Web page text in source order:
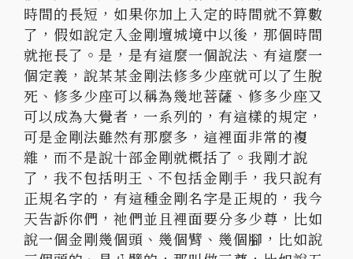
時間的長短，如果你加上入定的時間就不算數
了， 假如說定入金剛壇城境中以後，那個時間
就拖長了。是， 是有這麼一個說法、有這麼一
個定義， 說某某金剛法修多少座就可以了生脫
死、 修多少座可以稱為幾地菩薩、修多少座又
可以成為大覺者， 一系列的，有這樣的規定，
可是金剛法雖然有那麼多， 這裡面非常的複
雜，而不是說十部金剛就概括了。我剛才說
了， 我不包括明王、不包括金剛手，我只說有
正規名字的， 有這種金剛名字是正規的，我今
天告訴你們， 祂們並且裡面要分多少尊，比如
說一個金剛幾個頭、幾個臂、 幾個腳，比如說